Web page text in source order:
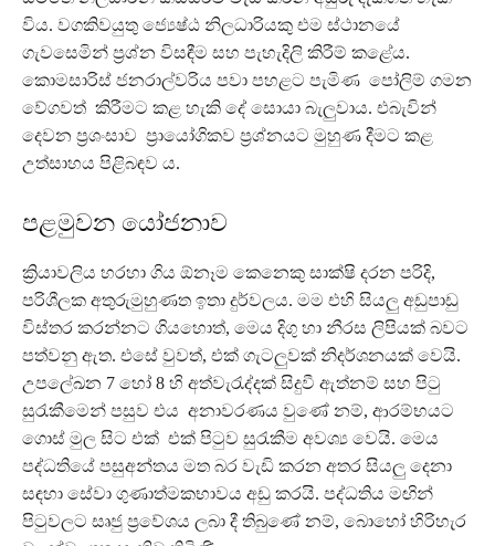
විය. වගකිවයුතු ජ්‍යෙෂ්ඨ නිලධාරියකු එම ස්ථානයේ
ගැවසෙමින් ප්‍රශ්න විසඳීම සහ පැහැදිලි කිරීම් කළේය.
කොමසාරිස් ජනරාල්වරිය පවා පහළට පැමිණ පෝලිම් ගමන
වේගවත් කිරීමට කළ හැකි දේ සොයා බැලුවාය. එබැවින්
දෙවන ප්‍රශංසාව ප්‍රායෝගිකව ප්‍රශ්නයට මුහුණ දීමට කළ
උත්සාහය පිළිබඳව ය.
පළමුවන යෝජනාව
ක්‍රියාවලිය හරහා ගිය ඕනෑම කෙනෙකු සාක්ෂි දරන පරිදි,
පරිශීලක අතුරුමුහුණත ඉතා දුර්වලය. මම එහි සියලු අඩුපාඩු
විස්තර කරන්නට ගියහොත්, මෙය දිගු හා නීරස ලිපියක් බවට
පත්වනු ඇත. එසේ වුවත්, එක් ගැටලුවක් නිදර්ශනයක් වෙයි.
උපලේඛන 7 හෝ 8 හි අත්වැරැද්දක් සිදුවී ඇත්නම් සහ පිටු
සුරැකීමෙන් පසුව එය අනාවරණය වුණේ නම්, ආරම්භයට
ගොස් මුල සිට එක් එක් පිටුව සුරැකීම අවශ්‍ය වෙයි. මෙය
පද්ධතියේ පසුඅන්තය මත බර වැඩි කරන අතර සියලු දෙනා
සඳහා සේවා ගුණාත්මකභාවය අඩු කරයි. පද්ධතිය මඟින්
පිටුවලට සෘජු ප්‍රවේශය ලබා දී තිබුණේ නම්, බොහෝ හිරිහැර